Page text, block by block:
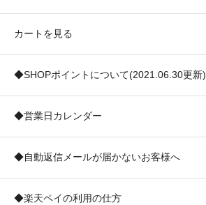
カートを見る
◆SHOPポイントについて(2021.06.30更新)
◆営業日カレンダー
◆自動返信メールが届かないお客様へ
◆楽天ペイの利用の仕方